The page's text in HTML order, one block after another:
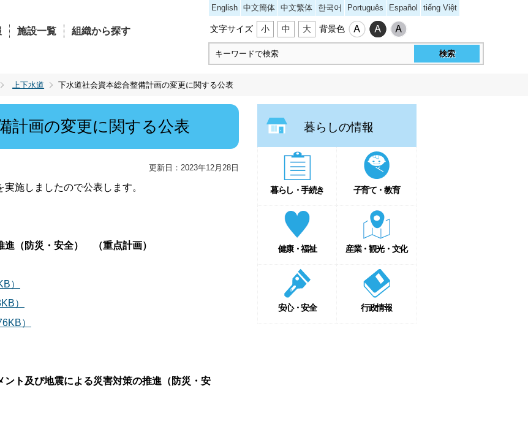
施設一覧 組織から探す
English 中文簡体 中文繁体 한국어 Português Español tiếng Việt
文字サイズ 小 中 大 背景色
上下水道 下水道社会資本総合整備計画の変更に関する公表
計画の変更に関する公表
更新日：2023年12月28日
施しましたので公表します。
進（防災・安全） （重点計画）
）
）
）
ト及び地震による災害対策の推進（防災・安
暮らしの情報
暮らし・手続き 子育て・教育
健康・福祉 産業・観光・文化
安心・安全 行政情報